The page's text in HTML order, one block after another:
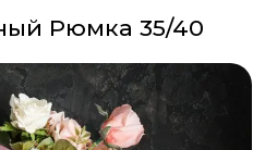
Рюмка 35/40